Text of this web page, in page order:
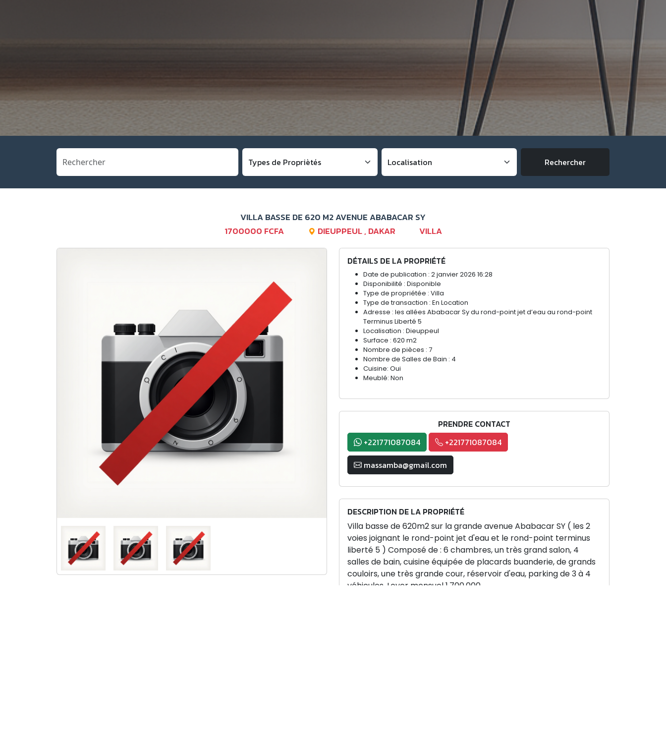
Rechercher
VILLA BASSE DE 620 M2 AVENUE ABABACAR SY
1700000 FCFA
DIEUPPEUL , DAKAR VILLA
DÉTAILS DE LA PROPRIÉTÉ
Date de publication : 2 janvier 2026 16:28
Disponibilité : Disponible
Type de propriétée : Villa
Type de transaction : En Location
Adresse : les allées Ababacar Sy du rond-point jet d’eau au rond-point
Terminus Liberté 5
Localisation : Dieuppeul
Surface : 620 m2
Nombre de pièces : 7
Nombre de Salles de Bain : 4
Cuisine: Oui
Meublé: Non
PRENDRE CONTACT
+221771087084
+221771087084
massamba@gmail.com
DESCRIPTION DE LA PROPRIÉTÉ
Villa basse de 620m2 sur la grande avenue Ababacar SY ( les 2
voies joignant le rond-point jet d'eau et le rond-point terminus
liberté 5 ) Composé de : 6 chambres, un très grand salon, 4
salles de bain, cuisine équipée de placards buanderie, de grands
couloirs, une très grande cour, réservoir d'eau, parking de 3 à 4
véhicules. Loyer mensuel 1.700.000